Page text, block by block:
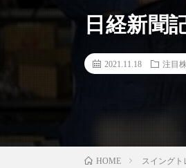
日経新聞
2021.11.18 注目
HOME スイングト